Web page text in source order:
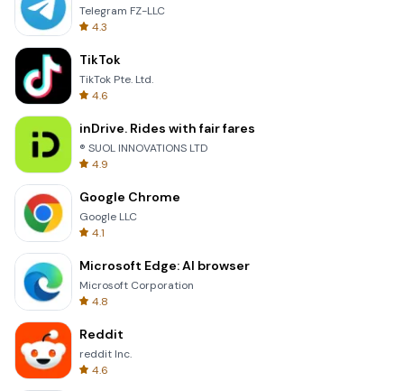
Telegram FZ-LLC
4.3
TikTok
TikTok Pte. Ltd.
4.6
inDrive. Rides with fair fares
® SUOL INNOVATIONS LTD
4.9
Google Chrome
Google LLC
4.1
Microsoft Edge: AI browser
Microsoft Corporation
4.8
Reddit
reddit Inc.
4.6